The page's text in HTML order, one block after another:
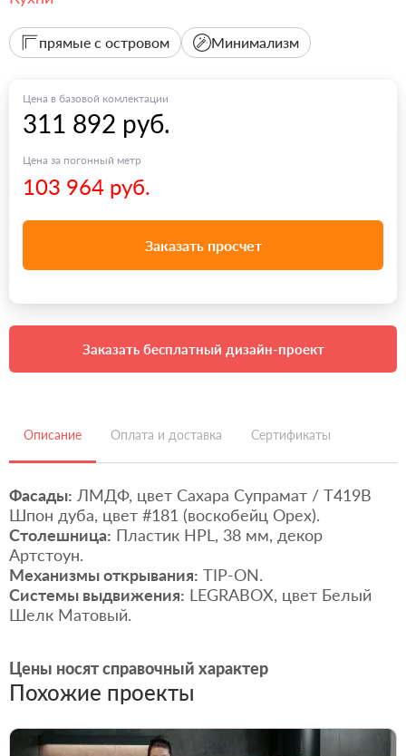
прямые с островом Минимализм
Цена в базовой комлектации
311 892 руб.
Цена за погонный метр
103 964 руб.
Заказать просчет
Заказать бесплатный дизайн-проект
Описание Оплата и доставка Сертификаты
Фасады: ЛМДФ, цвет Сахара Супрамат / Т419В
Шпон дуба, цвет #181 (воскобейц Орех).
Столешница: Пластик HPL, 38 мм, декор
Артстоун.
Механизмы открывания: TIP-ON.
Системы выдвижения: LEGRABOX, цвет Белый
Шелк Матовый.
Цены носят справочный характер
Похожие проекты